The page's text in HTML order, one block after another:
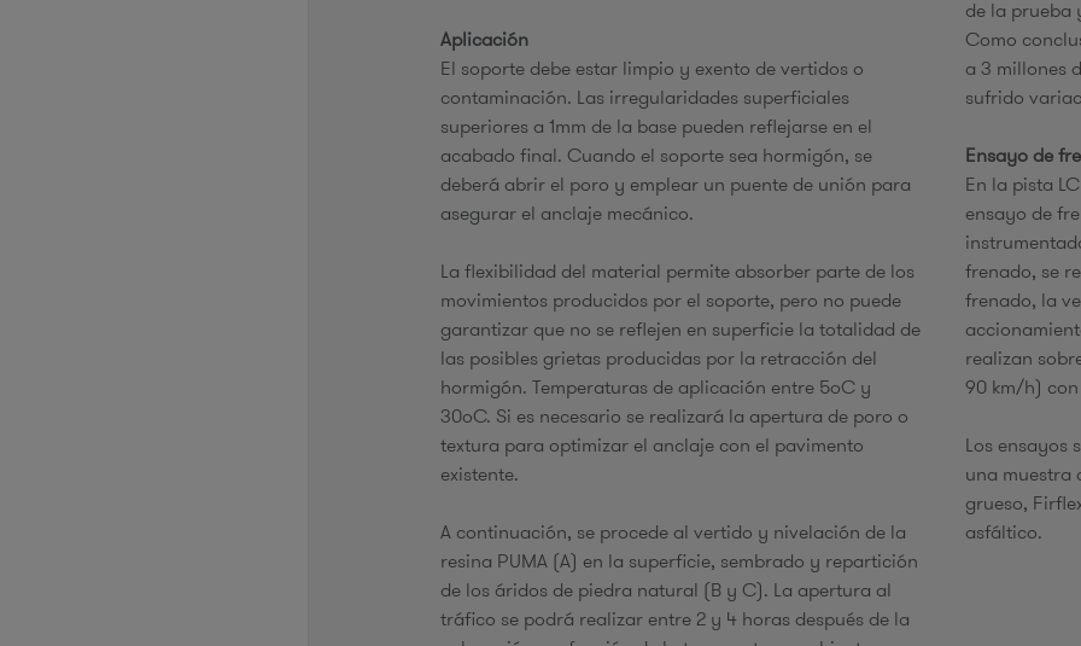
Aplicación
El soporte debe estar limpio y exento de vertidos o
contaminación. Las irregularidades superficiales
superiores a 1mm de la base pueden reflejarse en el
acabado final. Cuando el soporte sea hormigón, se
deberá abrir el poro y emplear un puente de unión para
asegurar el anclaje mecánico.
La flexibilidad del material permite absorber parte de los
movimientos producidos por el soporte, pero no puede
garantizar que no se reflejen en superficie la totalidad de
las posibles grietas producidas por la retracción del
hormigón. Temperaturas de aplicación entre 5ºC y
30ºC. Si es necesario se realizará la apertura de poro o
textura para optimizar el anclaje con el pavimento
existente.
A continuación, se procede al vertido y nivelación de la
resina PUMA (A) en la superficie, sembrado y repartición
de los áridos de piedra natural (B y C). La apertura al
tráfico se podrá realizar entre 2 y 4 horas después de la
de la prueba
Como
a 3 millones
sufrido
Ensayo de
En la pista
ensayo de
frenado, se
frenado, la
realizan
90 km/h) con
Los ensayos
una muestra
grueso,
asfáltico.